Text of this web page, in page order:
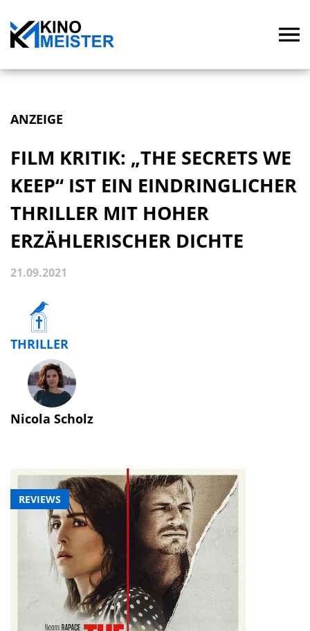
ANZEIGE
REVIEWS
FILM KRITIK: „THE SECRETS WE
KEEP“ IST EIN EINDRINGLICHER
THRILLER MIT HOHER
ERZÄHLERISCHER DICHTE
21.09.2021
THRILLER
Nicola Scholz